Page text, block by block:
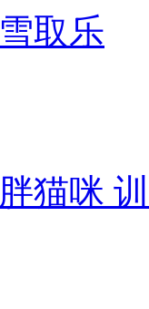
取乐
猫咪